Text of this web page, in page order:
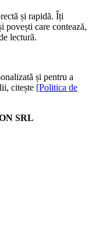
și rapidă. Îți
povești care contează,
lectură.
și pentru a
citește [Politica de
SRL